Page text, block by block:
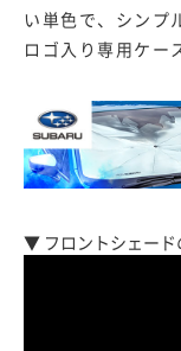
い単色で、シンプ
ロゴ入り専用ケー
▼ フロントシェード